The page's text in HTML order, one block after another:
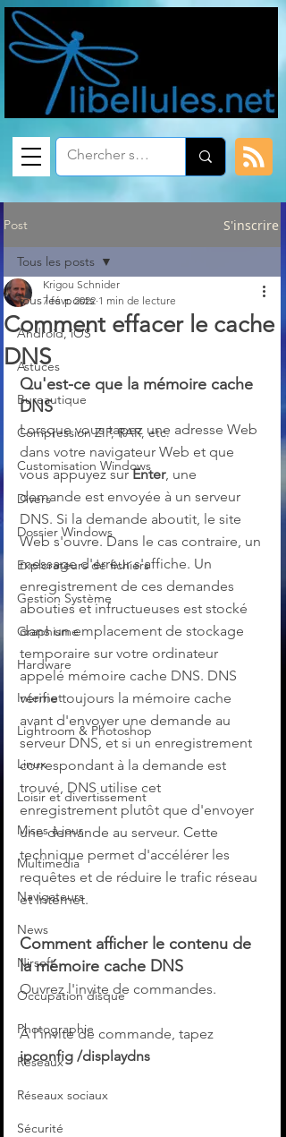
Post S'inscrire
Tous les posts
Android, iOS
Astuces
Bureautique
Compression ZIP, RAR, etc.
Customisation Windows
Divers
Dossier Windows
Explorateurs de fichiers
Gestion Système
Graphisme
Hardware
Internet
Lightroom & Photoshop
Linux
Loisir et divertissement
Mises à jour
Multimedia
Navigateurs
News
Nirsoft
Occupation disque
Photographie
Réseaux
Réseaux sociaux
Sécurité
Tous les posts
Comment effacer le cache
DNS
Krigou Schnider
7 févr. 2022 1 min de lecture
Qu'est-ce que la mémoire cache
DNS
Lorsque vous tapez une adresse Web
dans votre navigateur Web et que
vous appuyez sur Enter, une
demande est envoyée à un serveur
DNS. Si la demande aboutit, le site
Web s'ouvre. Dans le cas contraire, un
message d'erreur s'affiche. Un
enregistrement de ces demandes
abouties et infructueuses est stocké
dans un emplacement de stockage
temporaire sur votre ordinateur
appelé mémoire cache DNS. DNS
vérifie toujours la mémoire cache
avant d'envoyer une demande au
serveur DNS, et si un enregistrement
correspondant à la demande est
trouvé, DNS utilise cet
enregistrement plutôt que d'envoyer
une demande au serveur. Cette
technique permet d'accélérer les
requêtes et de réduire le trafic réseau
et Internet.
Comment afficher le contenu de
la mémoire cache DNS
Ouvrez l'invite de commandes.
À l'invite de commande, tapez
ipconfig /displaydns